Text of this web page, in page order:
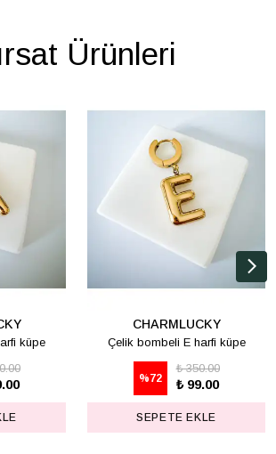
Ürünleri
küpe
CHARMLUCKY
Çelik bombeli E harfi küpe
%72
₺ 350.00
₺ 99.00
SEPETE EKLE